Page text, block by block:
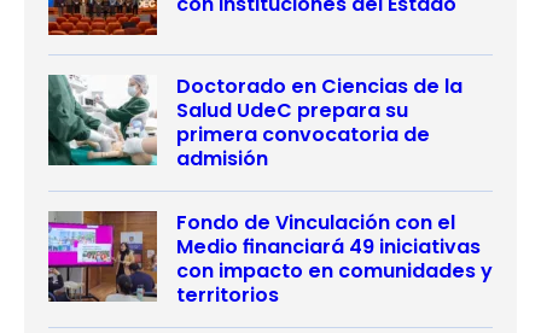
Doctorado en Ciencias de la
Salud UdeC prepara su
primera convocatoria de
admisión
Fondo de Vinculación con el
Medio financiará 49 iniciativas
con impacto en comunidades y
territorios